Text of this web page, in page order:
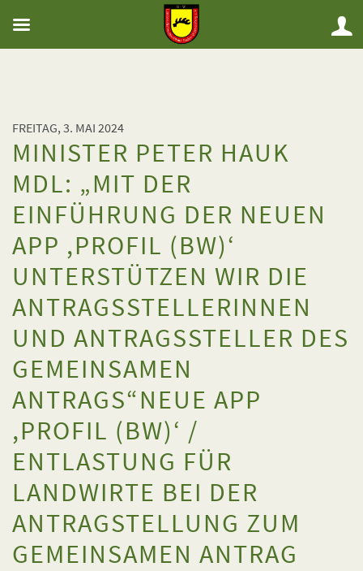
FREITAG, 3. MAI 2024
MINISTER PETER HAUK
MDL: „MIT DER
EINFÜHRUNG DER NEUEN
APP ,PROFIL (BW)‘
UNTERSTÜTZEN WIR DIE
ANTRAGSSTELLERINNEN
UND ANTRAGSSTELLER DES
GEMEINSAMEN
ANTRAGS“NEUE APP
,PROFIL (BW)‘ /
ENTLASTUNG FÜR
LANDWIRTE BEI DER
ANTRAGSTELLUNG ZUM
GEMEINSAMEN ANTRAG